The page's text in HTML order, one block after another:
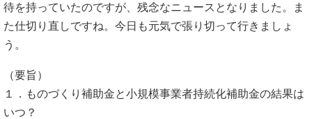
待を持っていたのですが、残念なニュースとなりました。ま
た仕切り直しですね。今日も元気で張り切って行きましょ
う。
（要旨）
１．ものづくり補助金と小規模事業者持続化補助金の結果は
いつ？